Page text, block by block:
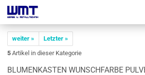
weiter »
Letzter »
5 Artikel in dieser Kategorie
BLU­MEN­KAS­TEN WUNSCH­FAR­BE